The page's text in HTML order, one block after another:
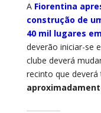
A Fiorentina
construção de
40 mil lugares
deverão iniciar-se
clube deverá
recinto que deverá